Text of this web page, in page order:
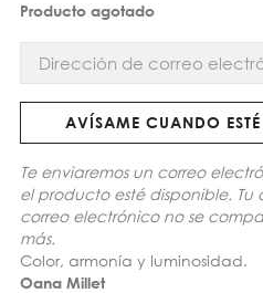
Producto agotado
AVÍSAME CUANDO
Te enviaremos un correo
el producto esté disponible. Tu
correo electrónico no se
más.
Color, armonía y luminosidad.
Oana Millet